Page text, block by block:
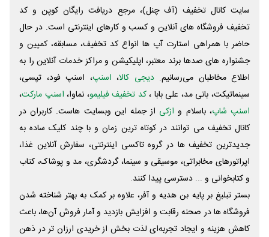
سایت کانال تخفیف (آف چنل)، مرجع دریافت رایگان کوپن و کد
تخفیف فروشگاه های آنلاین و کسب و‌ کارهای اینترنتی است. در حال
حاضر با همراهی استارت آپ ها انواع کد تخفیف، مسابقه، کمپین و
جشنواره های صدها برند معتبر، اپلیکیشن و مراکز خدمات آنلاین را به
اطلاع مخاطبان می‌رسانیم. دیجی کالا، اسنپ، اسنپ فود، تپسی،
سینماتیکت، بانی مد، علی‌ بابا ،کد تخفیف فیلیمو، نماوا، اسنپ مارکت،
اسنپ شاپ، باسلام و ازکی از جمله این وبسایت ‌هاست. کاربران در
کانال تخفیف می توانند در کوتاه ترین زمان و با چند کلیک ساده به
جدیدترین تخفیف ها در گروه تاکسی اینترنتی، سفارش آنلاین غذا،
اپراتورهای مخابراتی، موسیقی و سینما، گردشگری، مد و پوشاک، کتاب
و کتابخوانی و ... دسترسی پیدا کنند.
بستر تبلیغ بر پایه بن هدیه و آفر، علاوه بر کمک به بهتر شناخته شدن
فروشگاه ها در صحنه رقابت و افزایش بازدید و آمار فروش آن‌ها، باعث
کاهش هزینه و ایجاد تجربه‌ای لذت بخش از خریدی ارزان تر در ذهن